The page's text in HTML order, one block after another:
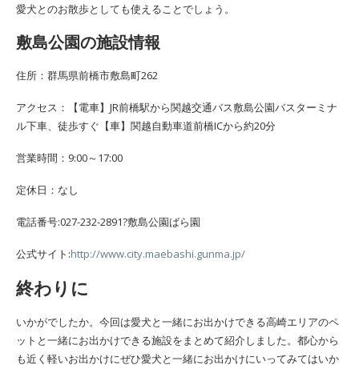
愛犬とのお散歩としても使えることでしょう。
敷島公園の施設情報
住所：群馬県前橋市敷島町262
アクセス：【電車】JR前橋駅から関越交通バス敷島公園バスターミナ
ル下車、徒歩すぐ【車】関越自動車道前橋ICから約20分
営業時間：9:00～17:00
定休日：なし
電話番号:027-232-2891?敷島公園ばら園
公式サイト:http://www.city.maebashi.gunma.jp/
終わりに
いかがでしたか。今回は愛犬と一緒にお出かけできる高崎エリアのペ
ットと一緒にお出かけできる施設をまとめて紹介しました。都心から
も近く軽いお出かけにぜひ愛犬と一緒にお出かけにいってみてはいか